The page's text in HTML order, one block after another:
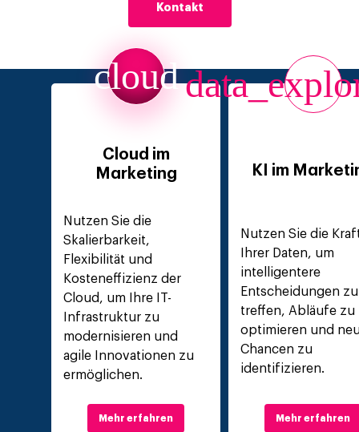
Kontakt
cloud
Cloud im
Marketing
Nutzen Sie die
Skalierbarkeit,
Flexibilität und
Kosteneffizienz der
Cloud, um Ihre IT-
Infrastruktur zu
modernisieren und
agile Innovationen zu
ermöglichen.
Mehr erfahren
KI im
Nutzen Sie die
Ihrer Daten, um
intelligentere
Entscheidungen zu
treffen, Abläufe zu
optimieren und
Chancen zu
identifizieren.
Mehr erfahren